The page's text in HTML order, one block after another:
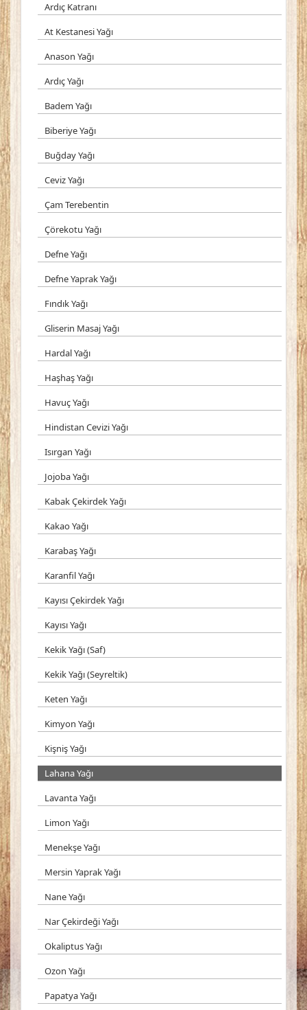
Ardıç Katranı
At Kestanesi Yağı
Anason Yağı
Ardıç Yağı
Badem Yağı
Biberiye Yağı
Buğday Yağı
Ceviz Yağı
Çam Terebentin
Çörekotu Yağı
Defne Yağı
Defne Yaprak Yağı
Fındık Yağı
Gliserin Masaj Yağı
Hardal Yağı
Haşhaş Yağı
Havuç Yağı
Hindistan Cevizi Yağı
Isırgan Yağı
Jojoba Yağı
Kabak Çekirdek Yağı
Kakao Yağı
Karabaş Yağı
Karanfil Yağı
Kayısı Çekirdek Yağı
Kayısı Yağı
Kekik Yağı (Saf)
Kekik Yağı (Seyreltik)
Keten Yağı
Kimyon Yağı
Kişniş Yağı
Lahana Yağı
Lavanta Yağı
Limon Yağı
Menekşe Yağı
Mersin Yaprak Yağı
Nane Yağı
Nar Çekirdeği Yağı
Okaliptus Yağı
Ozon Yağı
Papatya Yağı